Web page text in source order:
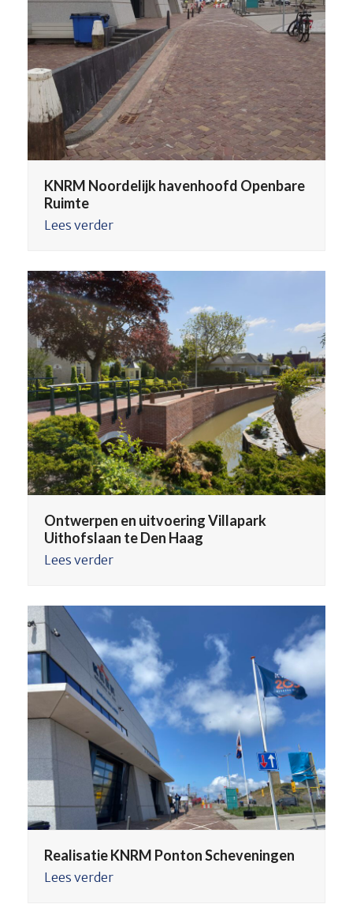
KNRM Noordelijk havenhoofd Openbare
Ruimte
Lees verder
Ontwerpen en uitvoering Villapark
Uithofslaan te Den Haag
Lees verder
Realisatie KNRM Ponton Scheveningen
Lees verder